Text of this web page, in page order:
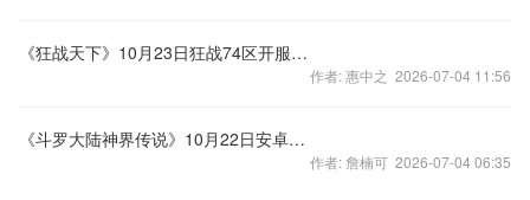
《狂战天下》10月23日狂战74区开服公告
作者: 惠中之 2026-07-04 11:56
《斗罗大陆神界传说》10月22日安卓&越狱平台强势登陆
作者: 詹楠可 2026-07-04 06:35